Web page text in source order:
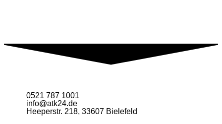
0521 787 1001
info@atk24.de
Heeperstr. 218, 33607 Bielefeld